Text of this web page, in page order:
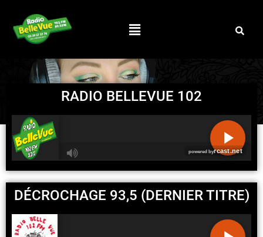
RADIO BELLEVUE 102
R
A
S
T
DÉCROCHAGE 93,5 (DERNIER TITRE)